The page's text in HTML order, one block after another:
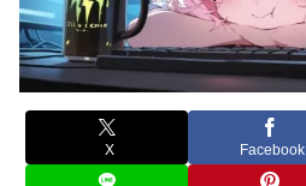
X Facebook